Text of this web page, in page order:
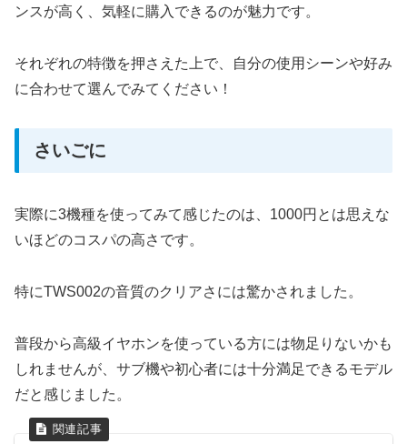
ンスが高く、気軽に購入できるのが魅力です。
それぞれの特徴を押さえた上で、自分の使用シーンや好み
に合わせて選んでみてください！
さいごに
実際に3機種を使ってみて感じたのは、1000円とは思えな
いほどのコスパの高さです。
特にTWS002の音質のクリアさには驚かされました。
普段から高級イヤホンを使っている方には物足りないかも
しれませんが、サブ機や初心者には十分満足できるモデル
だと感じました。